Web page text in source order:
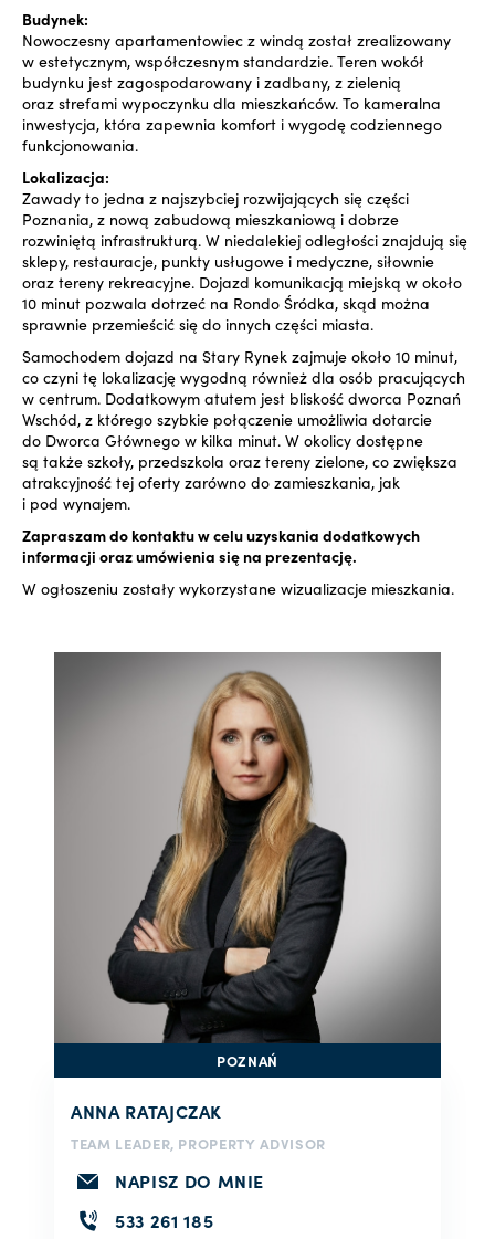
Budynek:
Nowoczesny apartamentowiec z windą został zrealizowany
w estetycznym, współczesnym standardzie. Teren wokół
budynku jest zagospodarowany i zadbany, z zielenią
oraz strefami wypoczynku dla mieszkańców. To kameralna
inwestycja, która zapewnia komfort i wygodę codziennego
funkcjonowania.
Lokalizacja:
Zawady to jedna z najszybciej rozwijających się części
Poznania, z nową zabudową mieszkaniową i dobrze
rozwiniętą infrastrukturą. W niedalekiej odległości znajdują się
sklepy, restauracje, punkty usługowe i medyczne, siłownie
oraz tereny rekreacyjne. Dojazd komunikacją miejską w około
10 minut pozwala dotrzeć na Rondo Śródka, skąd można
sprawnie przemieścić się do innych części miasta.
Samochodem dojazd na Stary Rynek zajmuje około 10 minut,
co czyni tę lokalizację wygodną również dla osób pracujących
w centrum. Dodatkowym atutem jest bliskość dworca Poznań
Wschód, z którego szybkie połączenie umożliwia dotarcie
do Dworca Głównego w kilka minut. W okolicy dostępne
są także szkoły, przedszkola oraz tereny zielone, co zwiększa
atrakcyjność tej oferty zarówno do zamieszkania, jak
i pod wynajem.
Zapraszam do kontaktu w celu uzyskania dodatkowych
informacji oraz umówienia się na prezentację.
W ogłoszeniu zostały wykorzystane wizualizacje mieszkania.
POZNAŃ
ANNA RATAJCZAK
TEAM LEADER, PROPERTY ADVISOR
NAPISZ DO MNIE
533 261 185